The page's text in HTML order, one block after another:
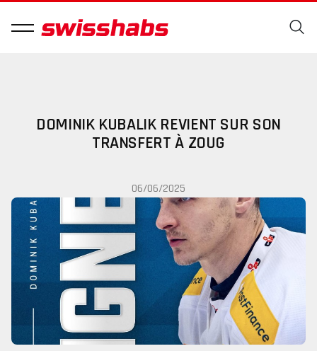
DOMINIK KUBALIK REVIENT SUR SON
TRANSFERT À ZOUG
06/06/2025